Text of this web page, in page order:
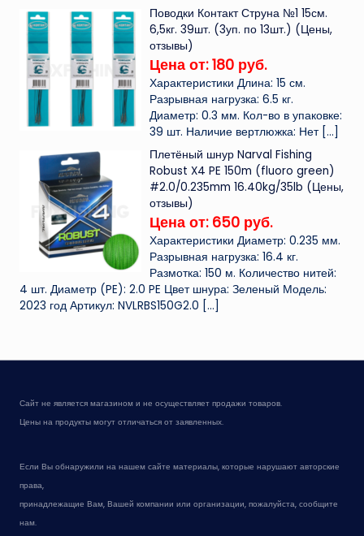
Поводки Контакт Струна №1 15см.
6,5кг. 39шт. (3уп. по 13шт.) (Цены,
отзывы)
Цена от: 180 руб.
Характеристики Длина: 15 см.
Разрывная нагрузка: 6.5 кг.
Диаметр: 0.3 мм. Кол-во в упаковке:
39 шт. Наличие вертлюжка: Нет[…]
Плетёный шнур Narval Fishing
Robust X4 PE 150m (fluoro green)
#2.0/0.235mm 16.40kg/35lb (Цены,
отзывы)
Цена от: 650 руб.
Характеристики Диаметр: 0.235 мм.
Разрывная нагрузка: 16.4 кг.
Размотка: 150 м. Количество нитей:
4 шт. Диаметр (PE): 2.0 PE Цвет шнура: Зеленый Модель:
2023 год Артикул: NVLRBS150G2.0 […]
Сайт не является магазином и не осуществляет продажи товаров.
Цены на продукты могут отличаться от заявленных.
Если Вы обнаружили на нашем сайте материалы, которые нарушают авторские
права,
принадлежащие Вам, Вашей компании или организации, пожалуйста, сообщите
нам.